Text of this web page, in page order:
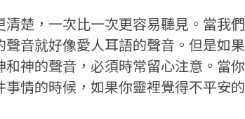
楚，一次比一次更容易聽見。當我
音就好像愛人耳語的聲音。但是如
神的聲音，必須時常留心注意。當
情的時候，如果你靈裡覺得不平安